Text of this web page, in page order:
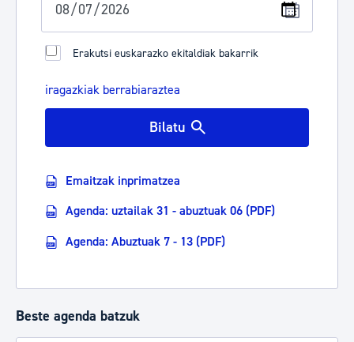
Erakutsi euskarazko ekitaldiak bakarrik
iragazkiak berrabiaraztea
Bilatu
Emaitzak inprimatzea
Agenda: uztailak 31 - abuztuak 06 (PDF)
Agenda: Abuztuak 7 - 13 (PDF)
Beste agenda batzuk